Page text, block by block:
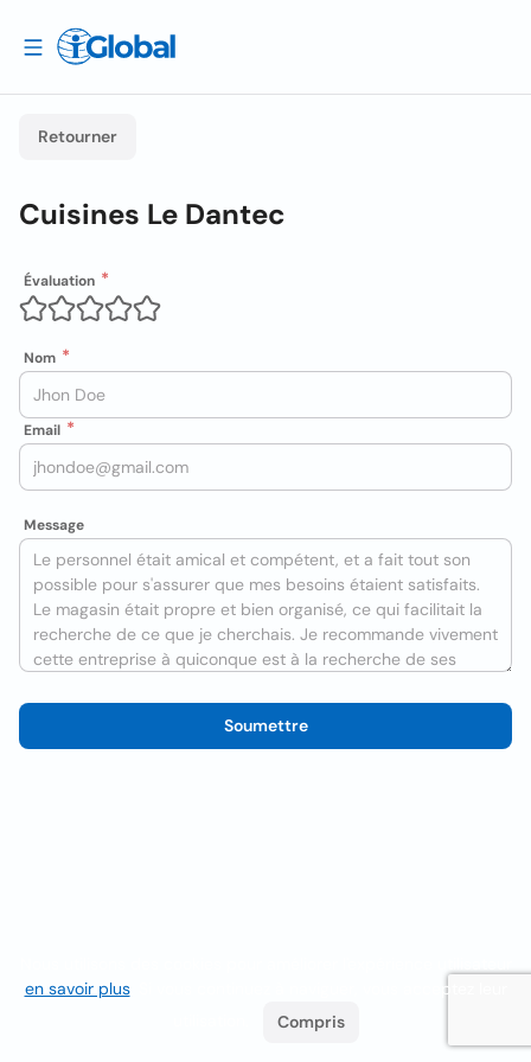
Retourner
Cuisines Le Dantec
Évaluation
Nom
Email
Message
Soumettre
en savoir plus. Si vous continuez à naviguer, vous acceptez leur
Compris